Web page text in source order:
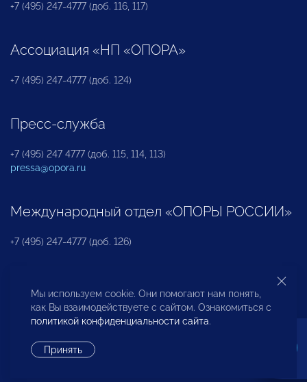
+7 (495) 247-4777 (доб. 116, 117)
Ассоциация «НП «ОПОРА»
+7 (495) 247-4777 (доб. 124)
Пресс-служба
+7 (495) 247 4777 (доб. 115, 114, 113)
pressa@opora.ru
Международный отдел «ОПОРЫ РОССИИ»
+7 (495) 247-4777 (доб. 126)
Бюро по защите прав предпринимателей и
инвесторов
Мы используем cookie. Они помогают нам понять,
как Вы взаимодействуете с сайтом. Ознакомиться с
политикой конфиденциальности сайта.
Принять